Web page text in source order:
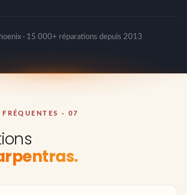
· 15 000+ réparations depuis 2013
· 07